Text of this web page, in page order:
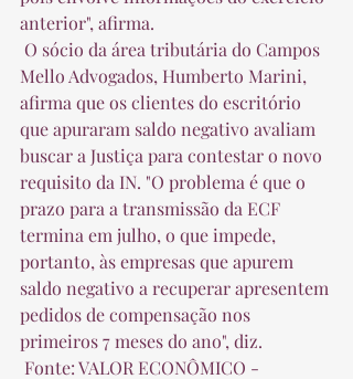
anterior", afirma.
Mello Advogados, Humberto Marini,
afirma que os clientes do escritório
que apuraram saldo negativo avaliam
buscar a Justiça para contestar o novo
requisito da IN. "O problema é que o
prazo para a transmissão da ECF
termina em julho, o que impede,
portanto, às empresas que apurem
saldo negativo a recuperar apresentem
pedidos de compensação nos
primeiros 7 meses do ano", diz.